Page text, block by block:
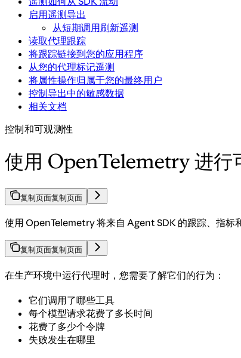
启用遥测导出
从短期调用刷新遥测
读取代理跟踪
将跟踪链接到您的应用程序
从您的代理标记遥测
将属性操作归属于您的最终用户
控制导出中的敏感数据
相关文档
控制和可观测性
使用 OpenTelemetry 进行
复制页面复制页面
使用 OpenTelemetry 将来自 Agent SDK 的跟踪、指标
复制页面复制页面
在生产环境中运行代理时，您需要了解它们的行为：
它们调用了哪些工具
每个模型请求花费了多长时间
花费了多少个令牌
失败发生在哪里